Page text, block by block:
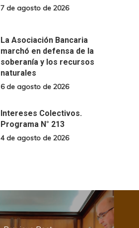
7 de agosto de 2026
La Asociación Bancaria
marchó en defensa de la
soberanía y los recursos
naturales
6 de agosto de 2026
Intereses Colectivos.
Programa N° 213
4 de agosto de 2026